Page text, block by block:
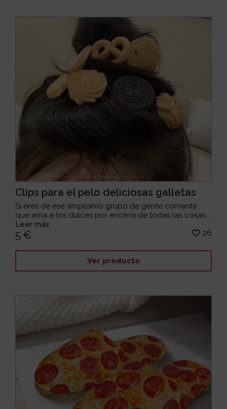
Clips para el pelo deliciosas galletas
Si eres de ese amplísimo grupo de gente corriente
que ama a los dulces por encima de todas las cosas...
Leer más
5 € 26
Ver producto